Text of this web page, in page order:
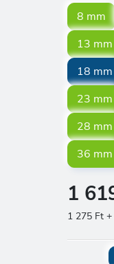
8 mm
13 mm
18 mm
23 mm
28 mm
36 mm
1
1 275 Ft